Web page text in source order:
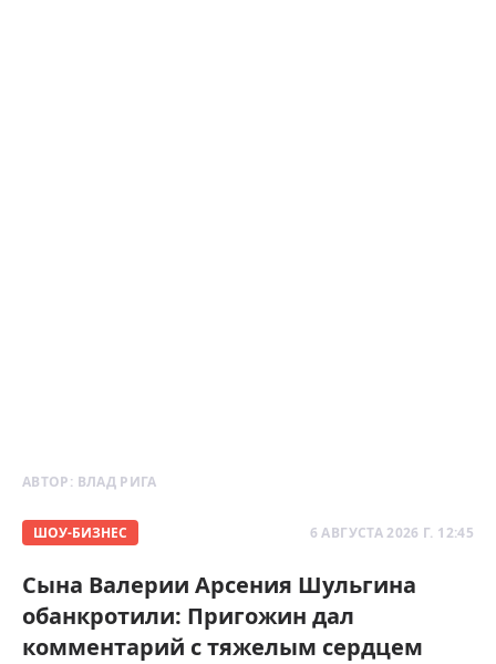
АВТОР: ВЛАД РИГА
ШОУ-БИЗНЕС 6 АВГУСТА 2026 Г. 12:45
Сына Валерии Арсения Шульгина
обанкротили: Пригожин дал
комментарий с тяжелым сердцем